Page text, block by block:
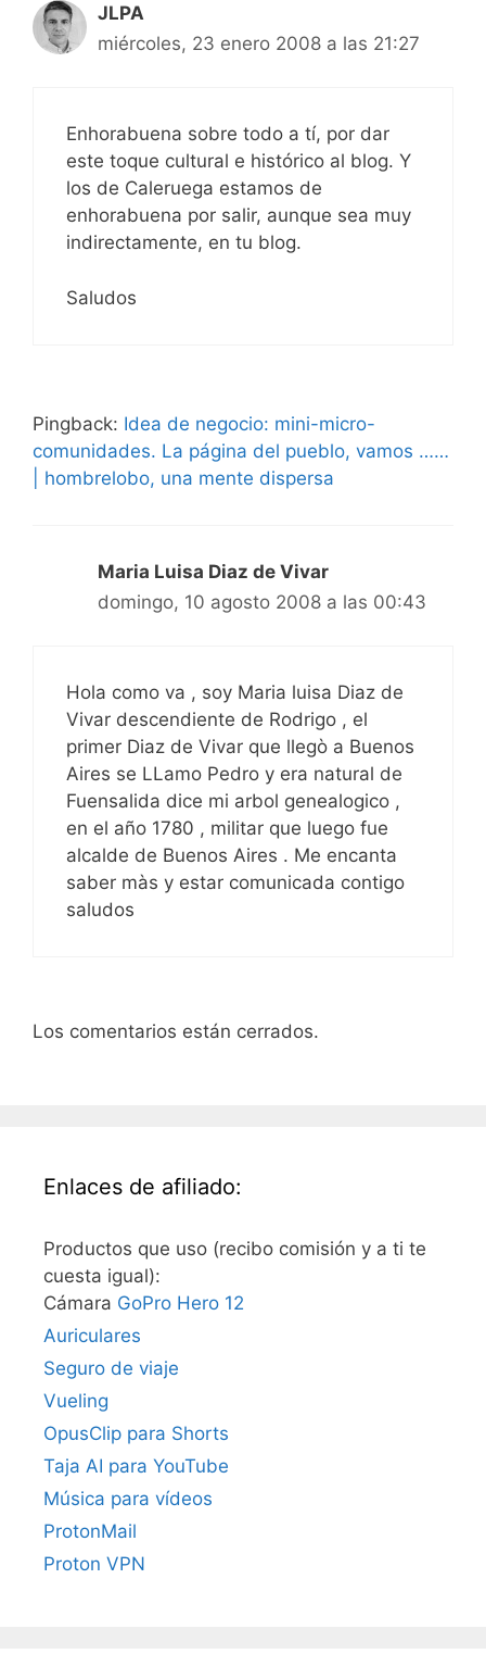
JLPA
miércoles, 23 enero 2008 a las 21:27
Enhorabuena sobre todo a tí, por dar
este toque cultural e histórico al blog. Y
los de Caleruega estamos de
enhorabuena por salir, aunque sea muy
indirectamente, en tu blog.
Saludos
Pingback: Idea de negocio: mini-micro-
comunidades. La página del pueblo, vamos ……
| hombrelobo, una mente dispersa
Maria Luisa Diaz de Vivar
domingo, 10 agosto 2008 a las 00:43
Hola como va , soy Maria luisa Diaz de
Vivar descendiente de Rodrigo , el
primer Diaz de Vivar que llegò a Buenos
Aires se LLamo Pedro y era natural de
Fuensalida dice mi arbol genealogico ,
en el año 1780 , militar que luego fue
alcalde de Buenos Aires . Me encanta
saber màs y estar comunicada contigo
saludos
Los comentarios están cerrados.
Enlaces de afiliado:
Productos que uso (recibo comisión y a ti te
cuesta igual):
Cámara GoPro Hero 12
Auriculares
Seguro de viaje
Vueling
OpusClip para Shorts
Taja AI para YouTube
Música para vídeos
ProtonMail
Proton VPN